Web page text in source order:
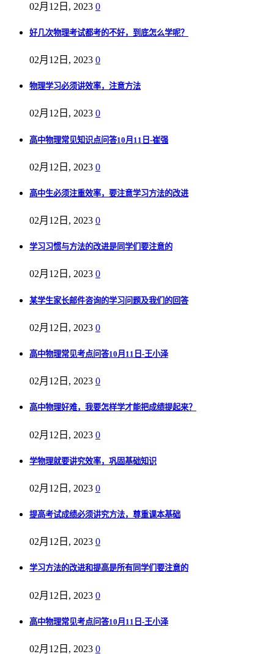
02月12日, 2023 0
好几次物理考试都考的不好，到底怎么学呢？
02月12日, 2023 0
物理学习必须讲效率，注意方法
02月12日, 2023 0
高中物理常见知识点问答10月11日-崔强
02月12日, 2023 0
高中生必须注重效率，要注意学习方法的改进
02月12日, 2023 0
学习习惯与方法的改进是同学们要注意的
02月12日, 2023 0
某学生家长邮件咨询的学习问题及我们的回答
02月12日, 2023 0
高中物理常见考点问答10月11日-王小泽
02月12日, 2023 0
高中物理好难，我要怎样学才能把成绩提起来？
02月12日, 2023 0
学物理就要讲究效率，巩固基础知识
02月12日, 2023 0
提高考试成绩必须讲究方法，尊重课本基础
02月12日, 2023 0
学习方法的改进和提高是所有同学们要注意的
02月12日, 2023 0
高中物理常见考点问答10月11日-王小泽
02月12日, 2023 0